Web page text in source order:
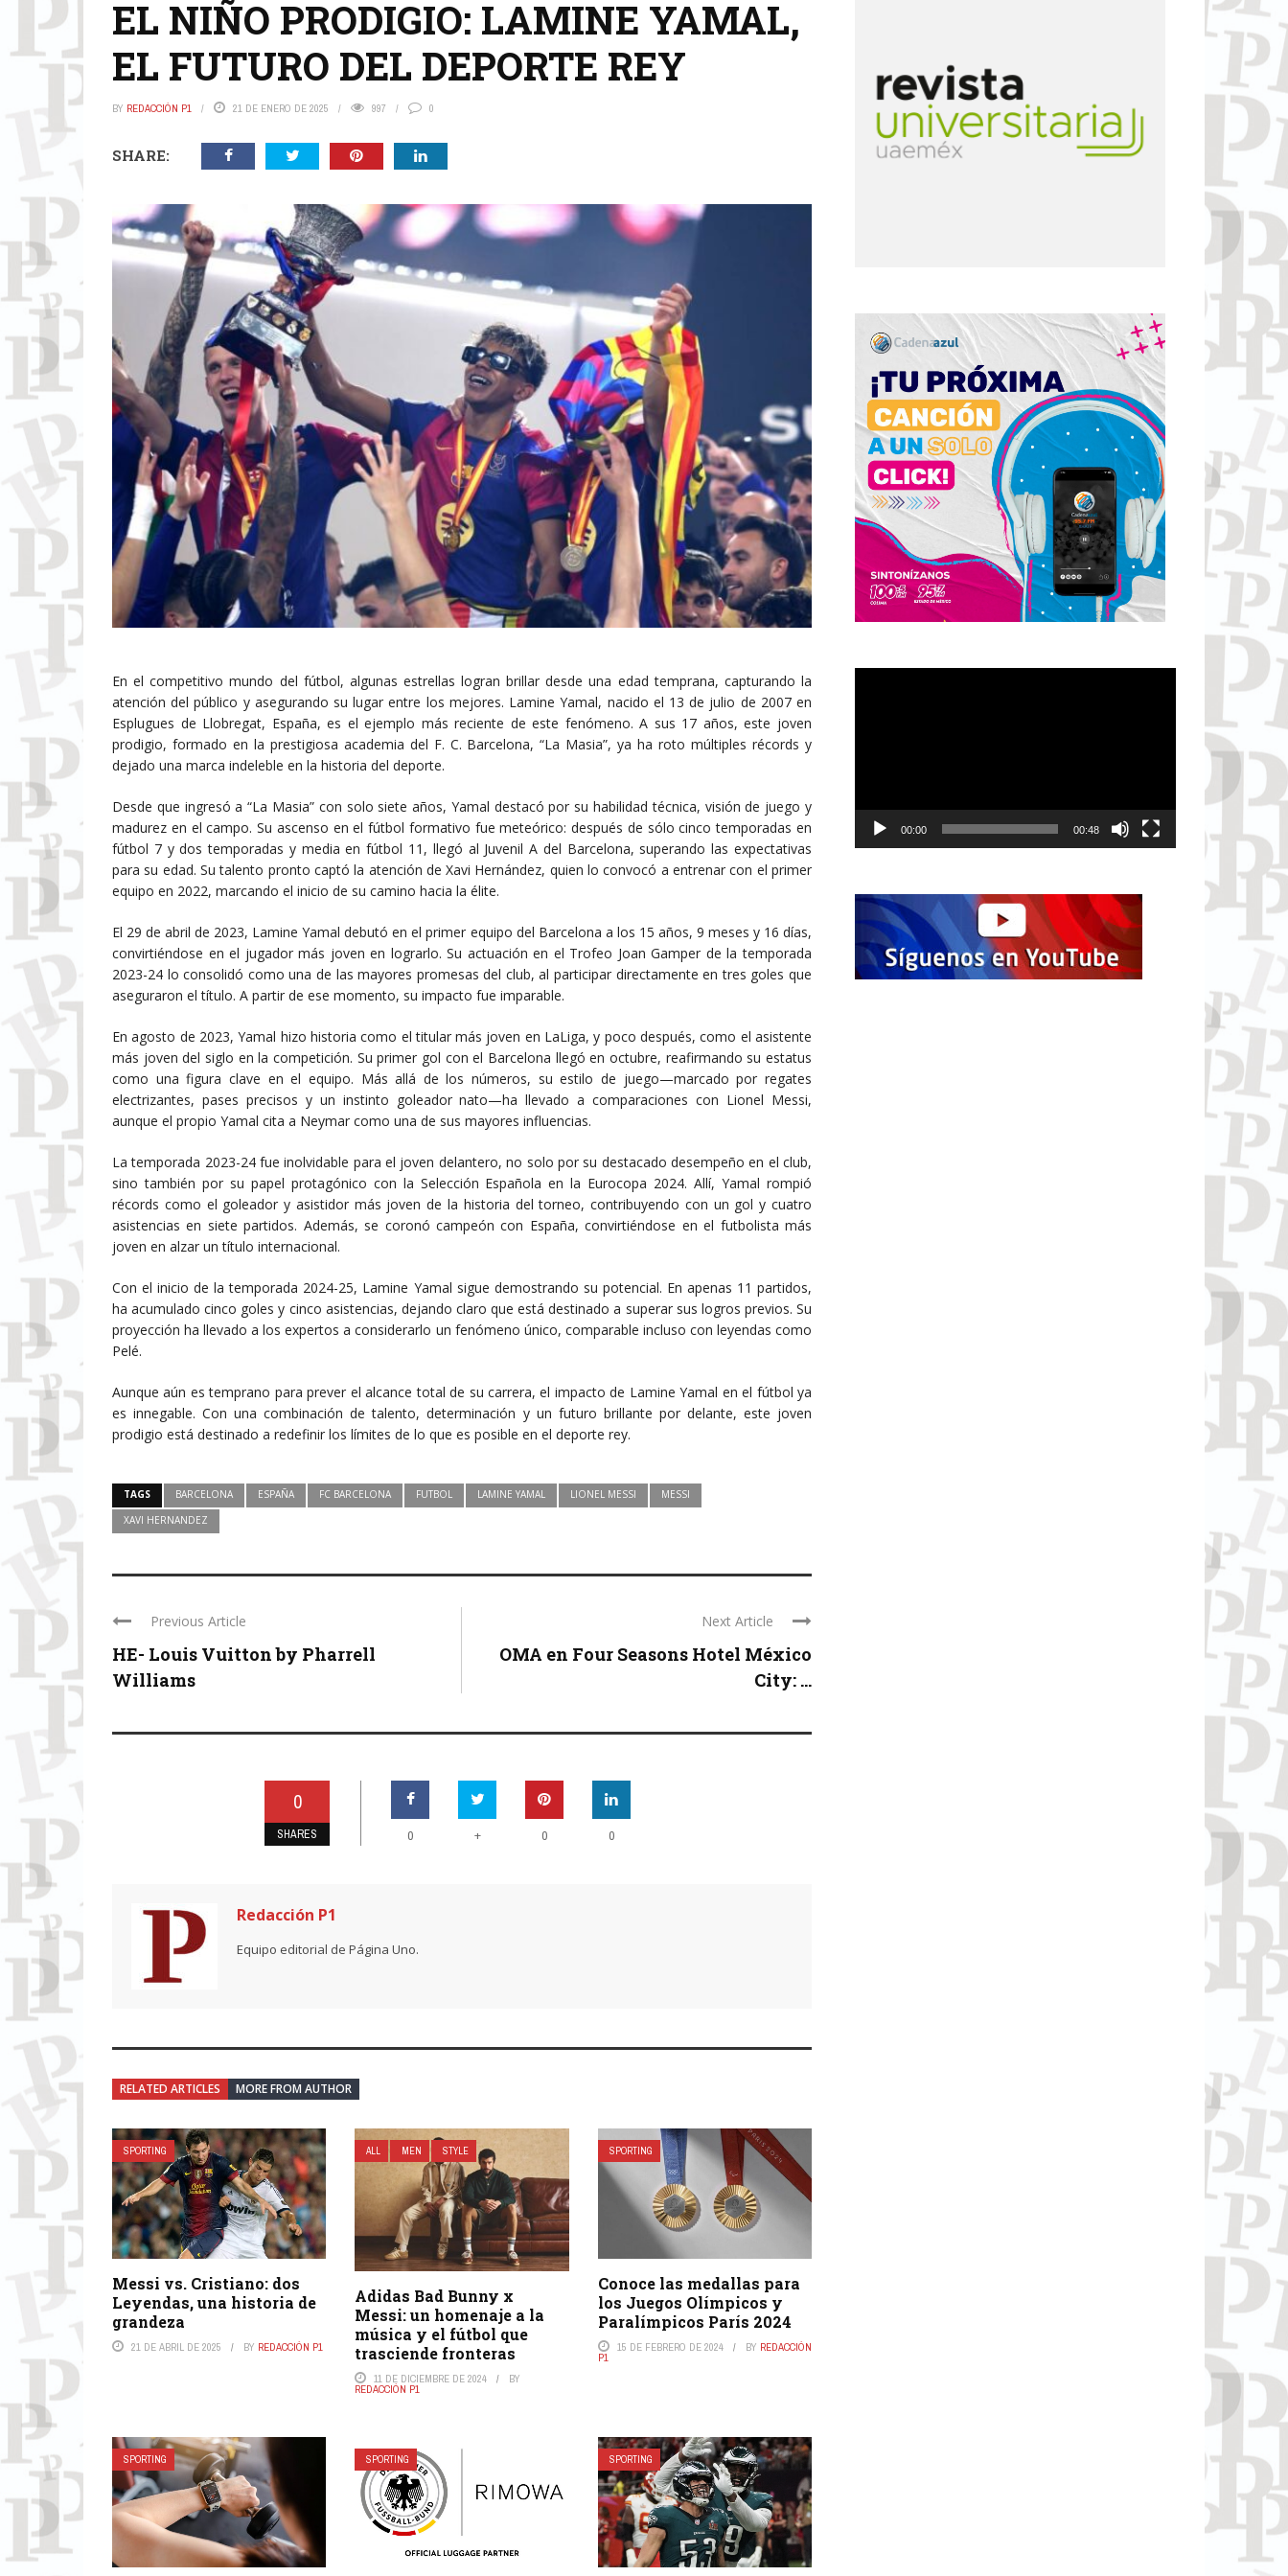
EL NIÑO PRODIGIO: LAMINE YAMAL,
EL FUTURO DEL DEPORTE REY
BY REDACCIÓN P1 21 DE ENERO DE 2025 997 0
SHARE:
En el competitivo mundo del fútbol, algunas estrellas logran brillar desde una edad temprana, capturando la
atención del público y asegurando su lugar entre los mejores. Lamine Yamal, nacido el 13 de julio de 2007 en
Esplugues de Llobregat, España, es el ejemplo más reciente de este fenómeno. A sus 17 años, este joven
prodigio, formado en la prestigiosa academia del F. C. Barcelona, “La Masia”, ya ha roto múltiples récords y
dejado una marca indeleble en la historia del deporte.
Desde que ingresó a “La Masia” con solo siete años, Yamal destacó por su habilidad técnica, visión de juego y
madurez en el campo. Su ascenso en el fútbol formativo fue meteórico: después de sólo cinco temporadas en
fútbol 7 y dos temporadas y media en fútbol 11, llegó al Juvenil A del Barcelona, superando las expectativas
para su edad. Su talento pronto captó la atención de Xavi Hernández, quien lo convocó a entrenar con el primer
equipo en 2022, marcando el inicio de su camino hacia la élite.
El 29 de abril de 2023, Lamine Yamal debutó en el primer equipo del Barcelona a los 15 años, 9 meses y 16 días,
convirtiéndose en el jugador más joven en lograrlo. Su actuación en el Trofeo Joan Gamper de la temporada
2023-24 lo consolidó como una de las mayores promesas del club, al participar directamente en tres goles que
aseguraron el título. A partir de ese momento, su impacto fue imparable.
En agosto de 2023, Yamal hizo historia como el titular más joven en LaLiga, y poco después, como el asistente
más joven del siglo en la competición. Su primer gol con el Barcelona llegó en octubre, reafirmando su estatus
como una figura clave en el equipo. Más allá de los números, su estilo de juego—marcado por regates
electrizantes, pases precisos y un instinto goleador nato—ha llevado a comparaciones con Lionel Messi,
aunque el propio Yamal cita a Neymar como una de sus mayores influencias.
La temporada 2023-24 fue inolvidable para el joven delantero, no solo por su destacado desempeño en el club,
sino también por su papel protagónico con la Selección Española en la Eurocopa 2024. Allí, Yamal rompió
récords como el goleador y asistidor más joven de la historia del torneo, contribuyendo con un gol y cuatro
asistencias en siete partidos. Además, se coronó campeón con España, convirtiéndose en el futbolista más
joven en alzar un título internacional.
Con el inicio de la temporada 2024-25, Lamine Yamal sigue demostrando su potencial. En apenas 11 partidos,
ha acumulado cinco goles y cinco asistencias, dejando claro que está destinado a superar sus logros previos. Su
proyección ha llevado a los expertos a considerarlo un fenómeno único, comparable incluso con leyendas como
Pelé.
Aunque aún es temprano para prever el alcance total de su carrera, el impacto de Lamine Yamal en el fútbol ya
es innegable. Con una combinación de talento, determinación y un futuro brillante por delante, este joven
prodigio está destinado a redefinir los límites de lo que es posible en el deporte rey.
TAGS BARCELONA ESPAÑA FC BARCELONA FUTBOL LAMINE YAMAL LIONEL MESSI
MESSI
XAVI HERNANDEZ
Previous Article
HE- Louis Vuitton by Pharrell
Williams
Next Article
OMA en Four Seasons Hotel México
City: ...
0
SHARES 0 + 0 0
Redacción P1
Equipo editorial de Página Uno.
RELATED ARTICLES MORE FROM AUTHOR
SPORTING
Messi vs. Cristiano: dos
Leyendas, una historia de
grandeza
21 DE ABRIL DE 2025 BY REDACCIÓN P1
ALL MEN STYLE
Adidas Bad Bunny x
Messi: un homenaje a la
música y el fútbol que
trasciende fronteras
11 DE DICIEMBRE DE 2024 BY
REDACCIÓN P1
SPORTING
Conoce las medallas para
los Juegos Olímpicos y
Paralímpicos París 2024
15 DE FEBRERO DE 2024 BY REDACCIÓN
P1
SPORTING SPORTING SPORTING
00:00 00:48